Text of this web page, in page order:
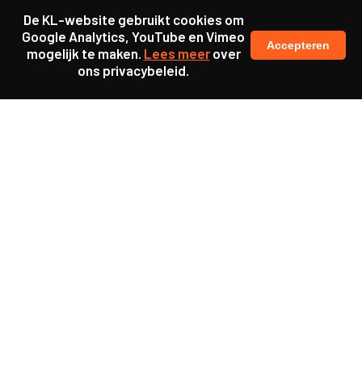
De KL-website gebruikt cookies om
Google Analytics, YouTube en Vimeo
mogelijk te maken. Lees meerover
ons privacybeleid.
Accepteren